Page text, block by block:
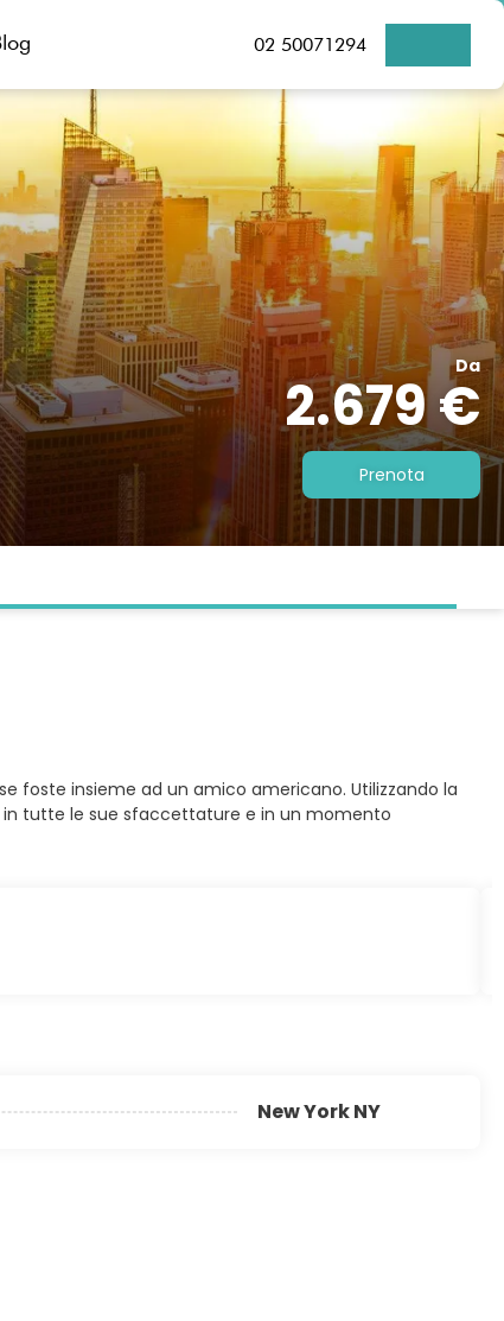
02 50071294
Da
2.679 €
Prenota
foste insieme ad un amico americano. Utilizzando la
in tutte le sue sfaccettature e in un momento
New York NY